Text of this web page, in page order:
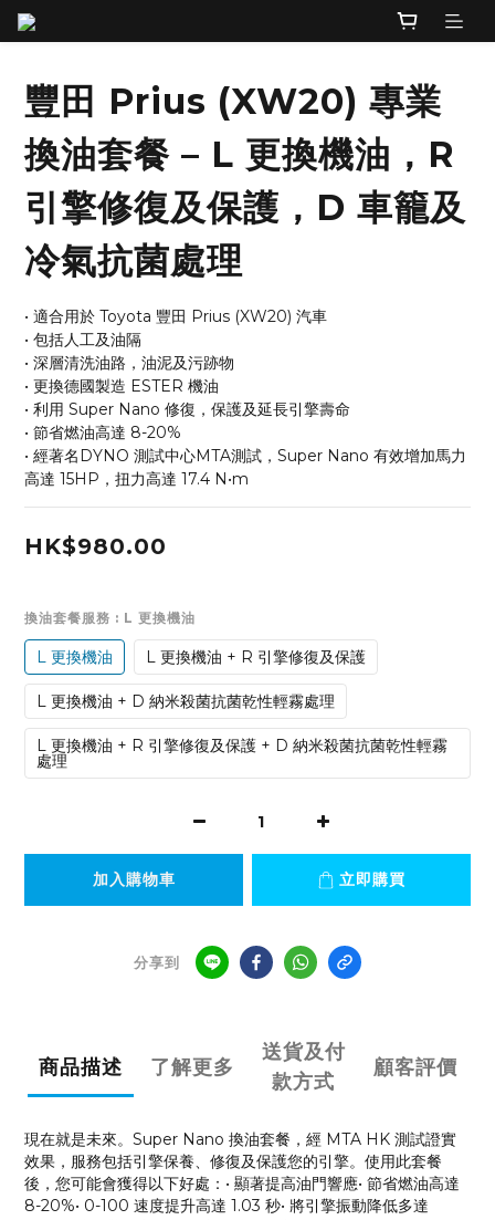
豐田 Prius (XW20) 專業
換油套餐 – L 更換機油，R
引擎修復及保護，D 車籠及
冷氣抗菌處理
• 適合用於 Toyota 豐田 Prius (XW20) 汽車
• 包括人工及油隔
• 深層清洗油路，油泥及污跡物
• 更換德國製造 ESTER 機油
• 利用 Super Nano 修復，保護及延長引擎壽命
• 節省燃油高達 8-20%
• 經著名DYNO 測試中心MTA測試，Super Nano 有效增加馬力
高達 15HP，扭力高達 17.4 N•m
HK$980.00
換油套餐服務 : L 更換機油
L 更換機油 L 更換機油 + R 引擎修復及保護
L 更換機油 + D 納米殺菌抗菌乾性輕霧處理
L 更換機油 + R 引擎修復及保護 + D 納米殺菌抗菌乾性輕霧
處理
加入購物車 立即購買
分享到
商品描述 了解更多
送貨及付
款方式
顧客評價
現在就是未來。Super Nano 換油套餐，經 MTA HK 測試證實
效果，服務包括引擎保養、修復及保護您的引擎。使用此套餐
後，您可能會獲得以下好處：• 顯著提高油門響應• 節省燃油高達
8-20%• 0-100 速度提升高達 1.03 秒• 將引擎振動降低多達